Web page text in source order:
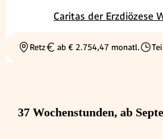
Caritas der Erzdiözese
Ortschaft
Retz
Gehalt
ab € 2.754,47 monatl.
37 Wochenstunden, ab